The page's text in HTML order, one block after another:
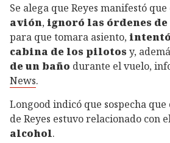
Se alega que Reyes manifestó que
avión, ignoró las órdenes
para que tomara asiento,
cabina de los pilotos y,
de un baño durante el vuelo,
News.
Longood indicó que sospecha
de Reyes estuvo relacionado con
alcohol.